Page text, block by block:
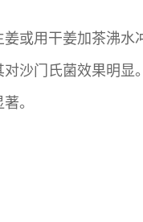
或用干姜加茶沸水
沙门氏菌效果明显
。